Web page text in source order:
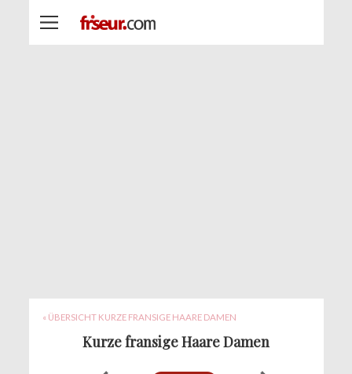
« ÜBERSICHT KURZE FRANSIGE HAARE DAMEN
Kurze fransige Haare Damen